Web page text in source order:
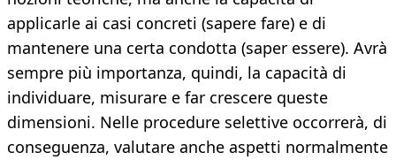
applicarle ai casi concreti (sapere fare) e di
mantenere una certa condotta (saper essere). Avrà
sempre più importanza, quindi, la capacità di
individuare, misurare e far crescere queste
dimensioni. Nelle procedure selettive occorrerà, di
conseguenza, valutare anche aspetti normalmente